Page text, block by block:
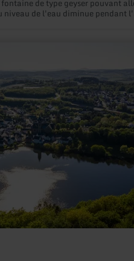
de type geyser pouvant
niveau de l'eau diminue pendant